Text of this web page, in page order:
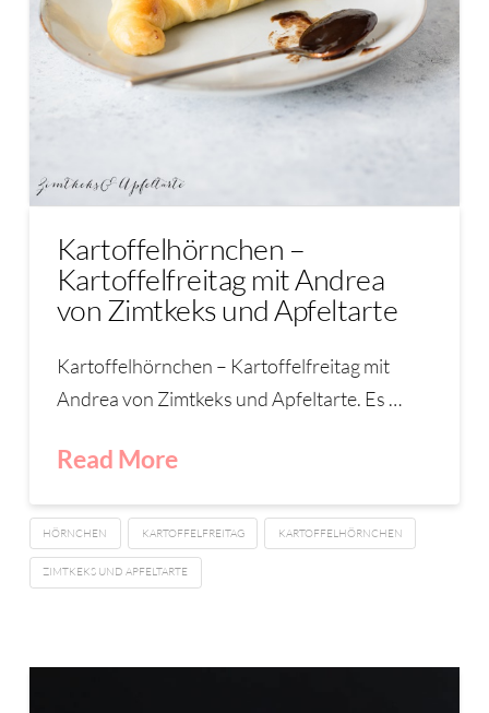
Kartoffelhörnchen –
Kartoffelfreitag mit Andrea
von Zimtkeks und Apfeltarte
Kartoffelhörnchen – Kartoffelfreitag mit
Andrea von Zimtkeks und Apfeltarte. Es …
Read More
HÖRNCHEN KARTOFFELFREITAG KARTOFFELHÖRNCHEN
ZIMTKEKS UND APFELTARTE